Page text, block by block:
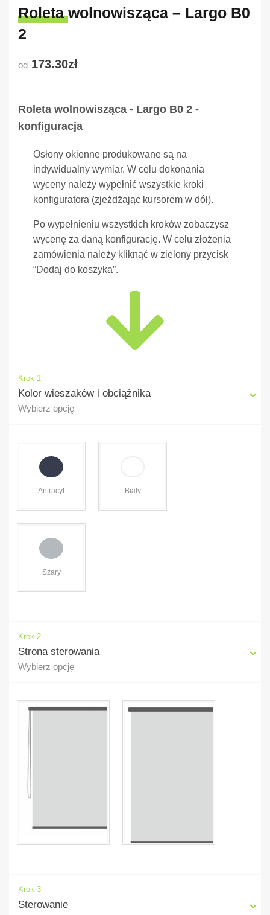
Roleta wolnowisząca – Largo B0
2
od 173.30zł
Roleta wolnowisząca - Largo B0 2 -
konfiguracja
Osłony okienne produkowane są na
indywidualny wymiar. W celu dokonania
wyceny należy wypełnić wszystkie kroki
konfiguratora (zjeżdżając kursorem w dół).
Po wypełnieniu wszystkich kroków zobaczysz
wycenę za daną konfigurację. W celu złożenia
zamówienia należy kliknąć w zielony przycisk
“Dodaj do koszyka”.
Krok 1
Kolor wieszaków i obciążnika
Wybierz opcję
Antracyt Biały
Szary
Krok 2
Strona sterowania
Wybierz opcję
Krok 3
Sterowanie